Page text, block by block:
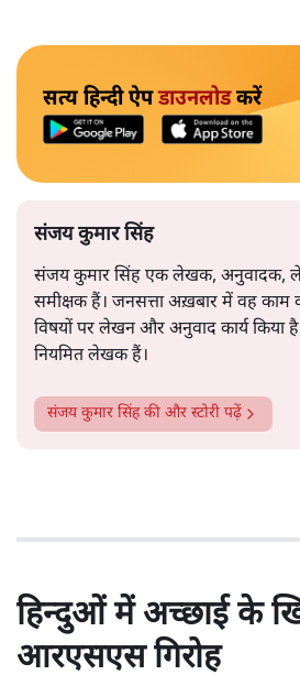
सत्य हिन्दी ऐपडाउनलोडकरें
संजय कुमार सिंह
संजय कुमार सिंह एक लेखक, अनुवादक,
समीक्षक हैं। जनसत्ता अख़बार में वह काम
विषयों पर लेखन और अनुवाद कार्य किया
नियमित लेखक हैं।
संजय कुमार सिंहकी और स्टोरी पढ़ें
हिन्दुओं में अच्छाई के
आरएसएस गिरोह